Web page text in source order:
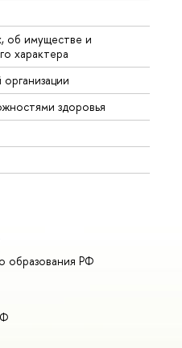
об имуществе и
характера
здоровья
образования РФ